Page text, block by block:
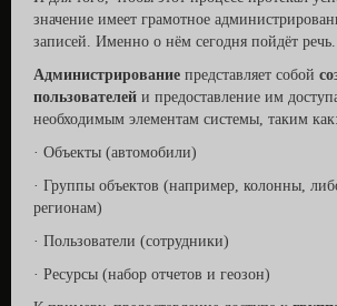
значение имеет грамотное
записей. Именно о нём сегодня пойдёт речь.
Администрирование представляет собой
пользователей и предоставление им
необходимым элементам системы, таким как:
· Объекты (автомобили)
· Группы объектов (например, колонны,
регионам)
· Пользователи (сотрудники)
· Ресурсы (набор отчетов и геозон)